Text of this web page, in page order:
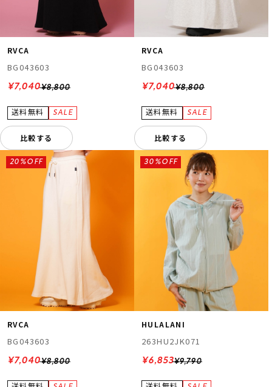
RVCA
BG043603
¥8,800
¥7,040
比較する
RVCA
BG043603
¥8,800
¥7,040
比較する
RVCA
BG043603
¥8,800
20%OFF
¥7,040
HULALANI
263HU2JK071
¥9,790
30%OFF
¥6,853